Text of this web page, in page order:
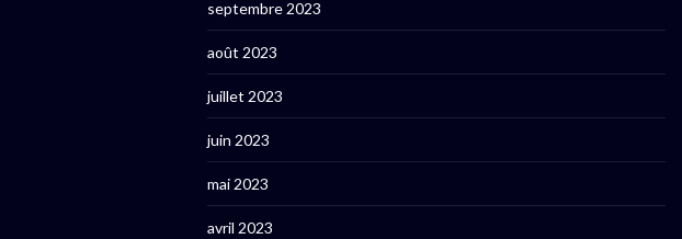
septembre 2023
août 2023
juillet 2023
juin 2023
mai 2023
avril 2023